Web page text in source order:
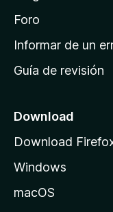
i
n
c
o
e
M
Foro
Informar de un
Guía de revisión
Download
Download
Windows
macOS